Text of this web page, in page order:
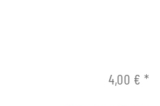
4,00 € *